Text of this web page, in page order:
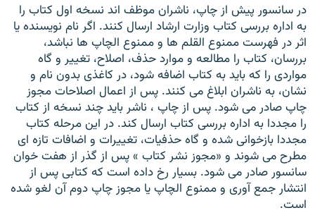
در سانسور پيش از چاپ، ناشران موظف اند نسخه اول کتاب را
به اداره بررسی کتاب وزارت ارشاد ارسال کنند. اگر نام نويسنده يا
اثر در فهرست ممنوع القلم ها و ممنوع الچاپ ها نباشد،
بررسان، کتاب را مطالعه و موارد حذف، اصلاح، تغيير و گاه
مواردی را که بايد به کتاب اضافه شود، در کاغذی بدون نام و
نشان، به ناشران ابلاغ می کنند. پس از اعمال اصلاحات مجوز
چاپ صادر می شود. پس از چاپ ، ناشر بايد چند نسخه از کتاب
را مجددا به اداره بررسی کتاب ارسال کند. در اين مرحله کتاب
مجددا بازخوانی شده و گاه حذفيات، تغييرات و اضافات تازه ای
مطرحمی شوند و «مجوز نشر کتاب » پس از گذر از هفت خوان
سانسور صادر می شود. بسيار رخ داده است که کتابی پس از
انتشار جمع آوری و ممنوع الچاپ يا مجوز چاپ دوم آن لغو شده
است.